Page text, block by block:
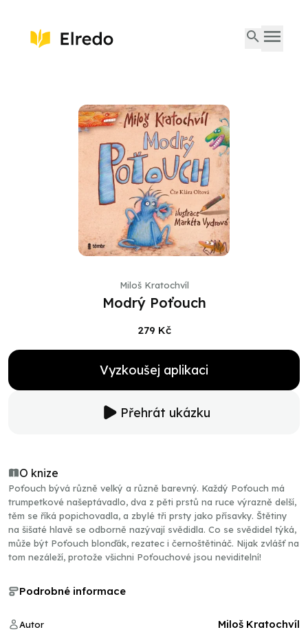
Miloš Kratochvíl
Modrý Poťouch
279 Kč
Vyzkoušej aplikaci
Přehrát ukázku
O knize
Poťouch bývá různě velký a různě barevný. Každý Poťouch má
trumpetkové našeptávadlo, dva z pěti prstů na ruce výrazně delší,
těm se říká popichovadla, a zbylé tři prsty jako přísavky. Štětiny
na šišaté hlavě se odborně nazývají svědidla. Co se svědidel týká,
může být Poťouch blonďák, rezatec i černoštětináč. Nijak zvlášť na
tom nezáleží, protože všichni Poťouchové jsou neviditelní!
Podrobné informace
Autor Miloš Kratochvíl